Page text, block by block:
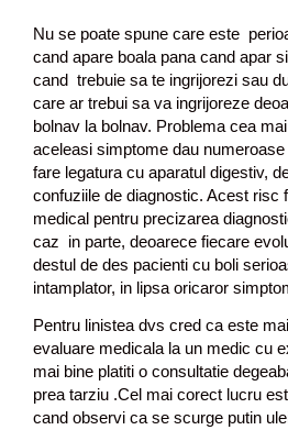
Nu se poate spune care este
cand apare boala pana cand apar
cand trebuie sa te ingrijorezi sau
care ar trebui sa va ingrijoreze
bolnav la bolnav. Problema cea
aceleasi simptome dau
fare legatura cu aparatul digestiv,
confuziile de diagnostic. Acest risc
medical pentru precizarea
caz in parte, deoarece fiecare
destul de des pacienti cu boli
intamplator, in lipsa oricaror
Pentru linistea dvs cred ca este
evaluare medicala la un medic cu
mai bine platiti o consultatie
prea tarziu .Cel mai corect lucru
cand observi ca se scurge putin